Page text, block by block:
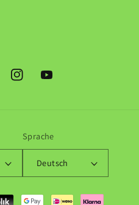
InstagramYouTube
Sprache
Deutsch